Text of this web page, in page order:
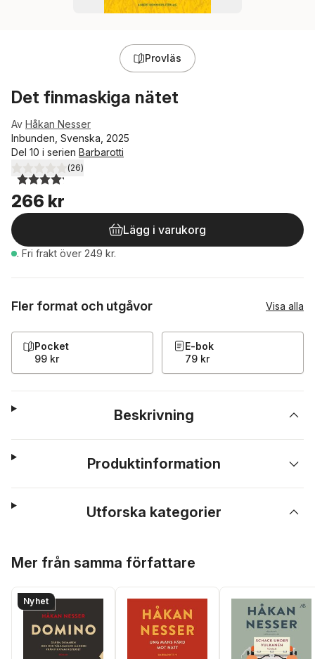
Provläs
Det finmaskiga nätet
Av Håkan Nesser
Inbunden, Svenska, 2025
Del 10 i serien Barbarotti
4,2utav 5 stjärnor. Totalt antal röster:
(26)
266 kr
Lägg i varukorg
. Fri frakt över 249 kr.
Fler format och utgåvor Visa alla
Pocket
99 kr
E-bok
79 kr
Beskrivning
Produktinformation
Utforska kategorier
Mer från samma författare
Nyhet